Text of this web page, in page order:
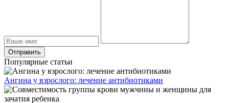
Популярные статьи
Ангина у взрослого: лечение антибиотиками